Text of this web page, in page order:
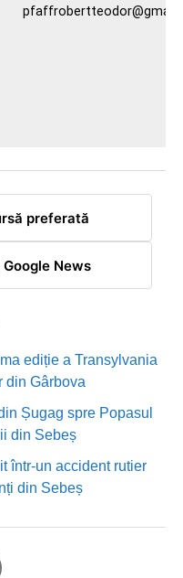
preferată
News
ediție a Transylvania
din Gârbova
Șugag spre Popasul
din Sebeș
într-un accident rutier
din Sebeș